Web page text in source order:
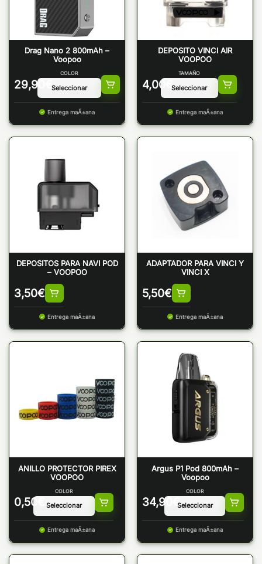
Drag Nano 2 800mAh –
Voopoo
29,90 €
COLOR
Entrega maÃ±ana
DEPOSITO VINCI AIR
VOOPOO
4,00 €
TAMAÑO
Entrega maÃ±ana
DEPOSITOS PARA NAVI POD
– VOOPOO
3,50€
Entrega maÃ±ana
ADAPTADOR PARA VINCI Y
VINCI X
5,50€
Entrega maÃ±ana
ANILLO PROTECTOR PIREX
VOOPOO
0,50
COLOR
Entrega maÃ±ana
Argus P1 Pod 800mAh –
Voopoo
34,90 €
COLOR
Entrega maÃ±ana